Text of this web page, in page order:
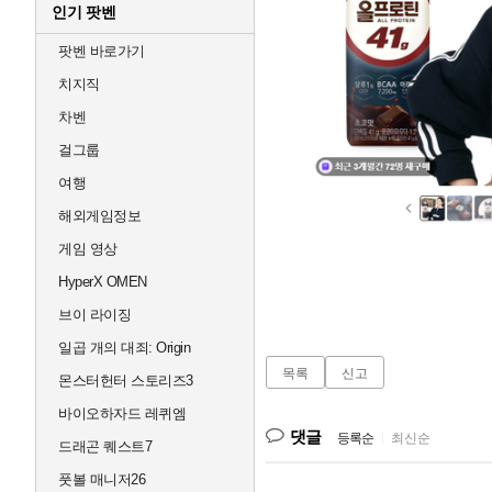
인기 팟벤
팟벤 바로가기
치지직
차벤
걸그룹
여행
해외게임정보
게임 영상
HyperX OMEN
브이 라이징
일곱 개의 대죄: Origin
몬스터헌터 스토리즈3
바이오하자드 레퀴엠
드래곤 퀘스트7
풋볼 매니저26
목록 신고
댓글 등록순 최신순